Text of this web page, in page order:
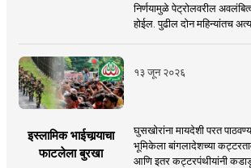
निर्णयामुळे पेट्रोलवरील
होईल. पुढील दोन महिन्यांतच
१३ जून २०२६
इस्लामिक भाईचार्‍याचा
फाटलेला बुरखा
घुसखोरांना मायदेशी परत
भूमिकेला बांगलादेशच्या
आणि इतर कट्टरपंथीयांनी